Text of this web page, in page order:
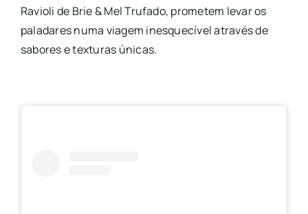
Ravioli de Brie & Mel Trufado, prometem levar os
paladares numa viagem inesquecível através de
sabores e texturas únicas.